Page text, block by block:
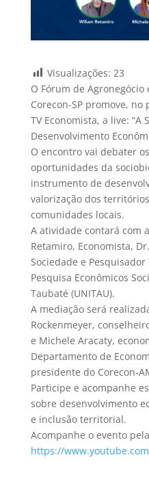
Visualizações: 23
O Fórum de
Corecon-SP promove,
TV Economista, a live: “A
Desenvolvimento
O encontro vai debater
oportunidades da
instrumento de
valorização dos
comunidades locais.
A atividade contará com
Retamiro, Economista,
Sociedade e Pesquisador
Pesquisa Econômicos
Taubaté (UNITAU).
A mediação será
Rockenmeyer,
e Michele Aracaty,
Departamento de
presidente do Corecon-
Participe e acompanhe
sobre desenvolvimento
e inclusão territorial.
Acompanhe o evento
https://